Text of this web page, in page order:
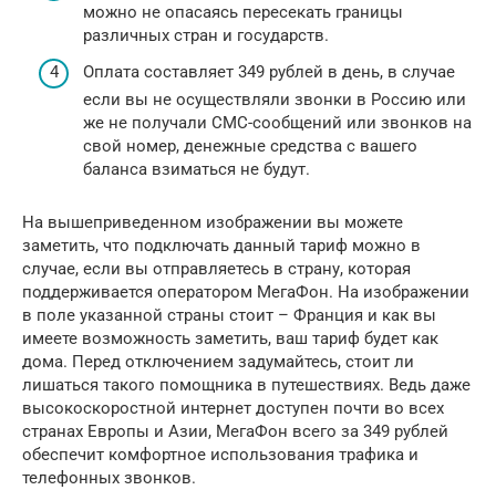
можно не опасаясь пересекать границы
различных стран и государств.
Оплата составляет 349 рублей в день, в случае
если вы не осуществляли звонки в Россию или
же не получали СМС-сообщений или звонков на
свой номер, денежные средства с вашего
баланса взиматься не будут.
На вышеприведенном изображении вы можете
заметить, что подключать данный тариф можно в
случае, если вы отправляетесь в страну, которая
поддерживается оператором МегаФон. На изображении
в поле указанной страны стоит – Франция и как вы
имеете возможность заметить, ваш тариф будет как
дома. Перед отключением задумайтесь, стоит ли
лишаться такого помощника в путешествиях. Ведь даже
высокоскоростной интернет доступен почти во всех
странах Европы и Азии, МегаФон всего за 349 рублей
обеспечит комфортное использования трафика и
телефонных звонков.